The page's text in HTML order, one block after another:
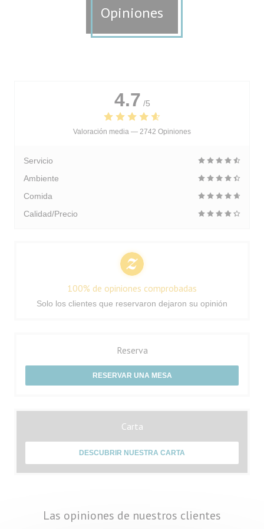
Opiniones
Las opiniones de nuestros clientes
4.7 /5
Valoración media — 2742 Opiniones
Servicio
Ambiente
Comida
Calidad/Precio
100% de opiniones comprobadas
Solo los clientes que reservaron dejaron su opinión
Reserva
RESERVAR UNA MESA
Carta
DESCUBRIR NUESTRA CARTA